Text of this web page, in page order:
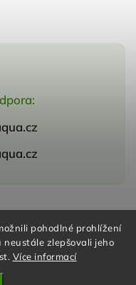
pohodlné prohlížení
zlepšovali jeho
Více informací
Shoptak.cz